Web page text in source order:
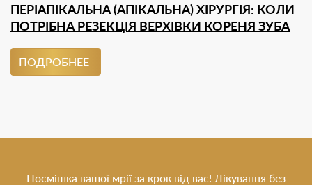
ПЕРІАПІКАЛЬНА (АПІКАЛЬНА) ХІРУРГІЯ: КОЛИ
ПОТРІБНА РЕЗЕКЦІЯ ВЕРХІВКИ КОРЕНЯ ЗУБА
ПОДРОБНЕЕ
Посмішка вашої мрії за крок від вас! Лікування без